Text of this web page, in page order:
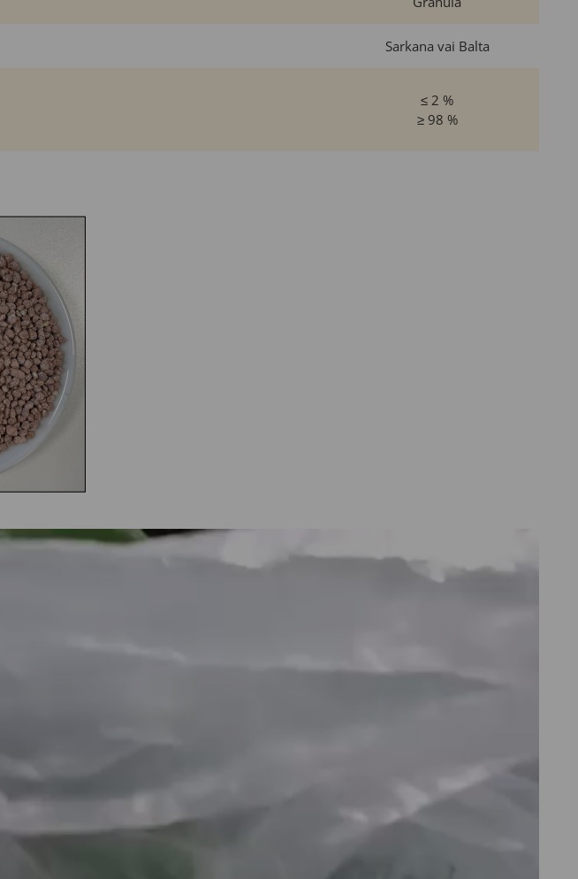
Sarkana vai Balta
≤ 2 %
≥ 98 %